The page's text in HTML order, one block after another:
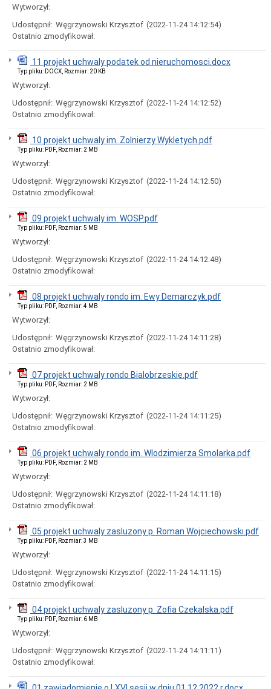
dostępności
Standardy
Ochrony
Ochrona
danych
naborze
wolne
stanowiska
urzędnicze
Rejestry
archiwum
pomoc
prawna
Nieruchomości
przeznaczone
zbycia
(sprzedaż,
wieczyste)
Nieruchomości
przeznaczone
wydzierżawienia,
najmu
przeznaczone
wydzierżawienia,
najmu
Dróg
Miasta)
Język
Migowy
w
UM
Zbędne
majątku
Skargi
wnioski,
petycje
Procedura
zgłoszeń
wewnętrznych
naruszeń
prawa
podejmowania
działań
Wytworzył:
Udostępnił: Węgrzynowski Krzysztof (2022-11-24 14:12:54)
Ostatnio zmodyfikował:
11 projekt uchwaly podatek od nieruchomosci.docx
Typ pliku: DOCX, Rozmiar: 20 KB
Wytworzył:
Udostępnił: Węgrzynowski Krzysztof (2022-11-24 14:12:52)
Ostatnio zmodyfikował:
10 projekt uchwaly im. Zolnierzy Wykletych.pdf
Typ pliku: PDF, Rozmiar: 2 MB
Wytworzył:
Udostępnił: Węgrzynowski Krzysztof (2022-11-24 14:12:50)
Ostatnio zmodyfikował:
09 projekt uchwaly im. WOSP.pdf
Typ pliku: PDF, Rozmiar: 5 MB
Wytworzył:
Udostępnił: Węgrzynowski Krzysztof (2022-11-24 14:12:48)
Ostatnio zmodyfikował:
08 projekt uchwaly rondo im. Ewy Demarczyk.pdf
Typ pliku: PDF, Rozmiar: 4 MB
Wytworzył:
Udostępnił: Węgrzynowski Krzysztof (2022-11-24 14:11:28)
Ostatnio zmodyfikował:
07 projekt uchwaly rondo Bialobrzeskie.pdf
Typ pliku: PDF, Rozmiar: 2 MB
Wytworzył:
Udostępnił: Węgrzynowski Krzysztof (2022-11-24 14:11:25)
Ostatnio zmodyfikował:
06 projekt uchwaly rondo im. Wlodzimierza Smolarka.pdf
Typ pliku: PDF, Rozmiar: 2 MB
Wytworzył:
Udostępnił: Węgrzynowski Krzysztof (2022-11-24 14:11:18)
Ostatnio zmodyfikował:
05 projekt uchwaly zasluzony p. Roman Wojciechowski.pdf
Typ pliku: PDF, Rozmiar: 3 MB
Wytworzył:
Udostępnił: Węgrzynowski Krzysztof (2022-11-24 14:11:15)
Ostatnio zmodyfikował:
04 projekt uchwaly zasluzony p. Zofia Czekalska.pdf
Typ pliku: PDF, Rozmiar: 6 MB
Wytworzył:
Udostępnił: Węgrzynowski Krzysztof (2022-11-24 14:11:11)
Ostatnio zmodyfikował: